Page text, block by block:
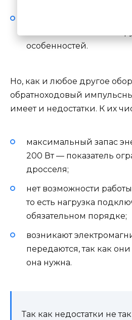
нет помех, передача
особенностей.
Но, как и любое другое
обратноходовый
имеет и недостатки. К их
максимальный запас
200 Вт — показатель
дросселя;
нет возможности
то есть нагрузка
обязательном порядке;
возникают
передаются, так как они
она нужна.
Так как недостатки не